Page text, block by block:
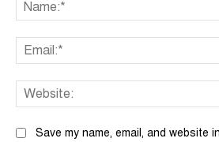
Save my name, email, and website